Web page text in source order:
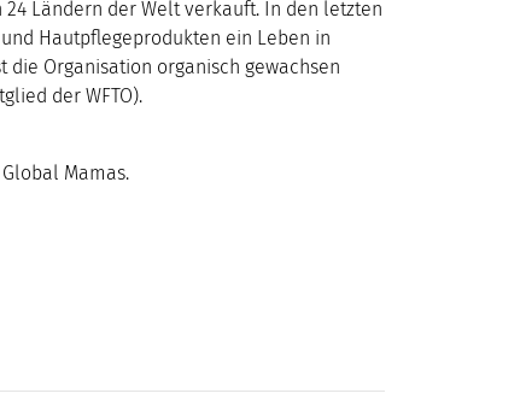
Ländern der Welt verkauft. In den letzten
Hautpflegeprodukten ein Leben in
Organisation organisch gewachsen
der WFTO).
Mamas.